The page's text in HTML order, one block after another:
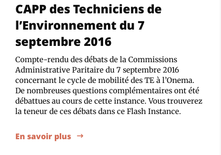
CAPP des Techniciens de
l’Environnement du 7
septembre 2016
Compte-rendu des débats de la Commissions
Administrative Paritaire du 7 septembre 2016
concernant le cycle de mobilité des TE à l’Onema.
De nombreuses questions complémentaires ont été
débattues au cours de cette instance. Vous trouverez
la teneur de ces débats dans ce Flash Instance.
En savoir plus